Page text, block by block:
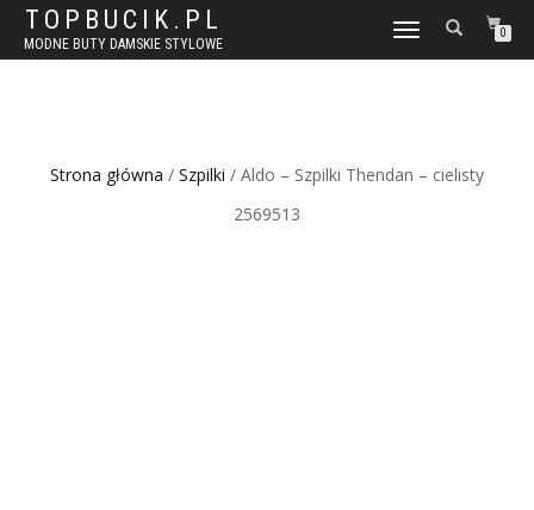
TOPBUCIK.PL
MODNE BUTY DAMSKIE STYLOWE
WŁĄCZ
NAWIGACJĘ
0
Strona główna / Szpilki / Aldo – Szpilki Thendan – cielisty
2569513